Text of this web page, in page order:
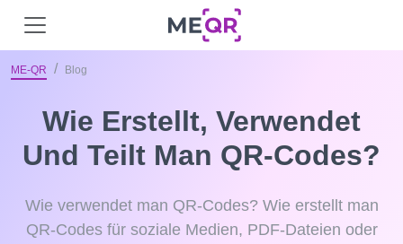
ME-QR Blog
Wie Erstellt, Verwendet
Und Teilt Man QR-Codes?
Wie verwendet man QR-Codes? Wie erstellt man
QR-Codes für soziale Medien, PDF-Dateien oder